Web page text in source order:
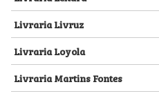
Livraria Livruz
Livraria Loyola
Livraria Martins Fontes